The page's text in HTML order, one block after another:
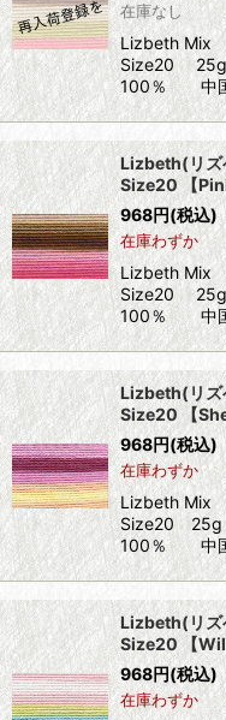
在庫なし
Lizbeth Mix
Size20 25g
100％ 中国
Lizbeth(リ
Size20 【
968円(税込)
在庫わずか
Lizbeth Mix
Size20 25g
100％ 中国
Lizbeth(リ
Size20 【
968円(税込)
在庫わずか
Lizbeth Mix
Size20 25g
100％ 中国
Lizbeth(リ
Size20 【
968円(税込)
在庫わずか